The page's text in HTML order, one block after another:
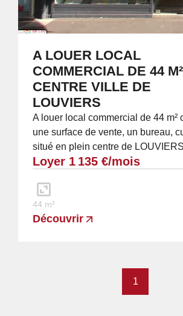
A LOUER LOCAL
COMMERCIAL DE 44 M²
CENTRE VILLE DE
LOUVIERS
A louer local commercial de 44 m²
une surface de vente, un bureau,
situé en plein centre de
Loyer 1 135 €/mois
44 m²
Découvrir
1